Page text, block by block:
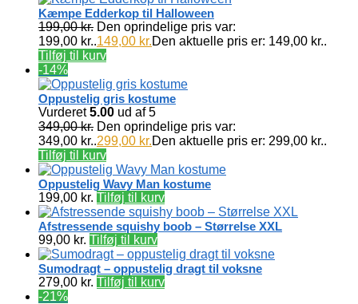
Kæmpe Edderkop til Halloween
199,00kr. Den oprindelige pris var:
199,00 kr..149,00 kr.Den aktuelle pris er: 149,00 kr..
Tilføj til kurv
-14%
Oppustelig gris kostume
Vurderet5.00 ud af 5
349,00kr. Den oprindelige pris var:
349,00 kr..299,00 kr.Den aktuelle pris er: 299,00 kr..
Tilføj til kurv
Oppustelig Wavy Man kostume
199,00 kr. Tilføj til kurv
Afstressende squishy boob – Størrelse XXL
99,00 kr. Tilføj til kurv
Sumodragt – oppustelig dragt til voksne
279,00 kr. Tilføj til kurv
-21%